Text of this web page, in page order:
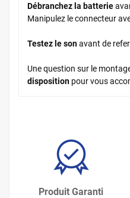
Débranchez la batterie
Manipulez le connecteur
Testez le sonavant de
Une question sur le
disposition pour vous
Produit Garanti